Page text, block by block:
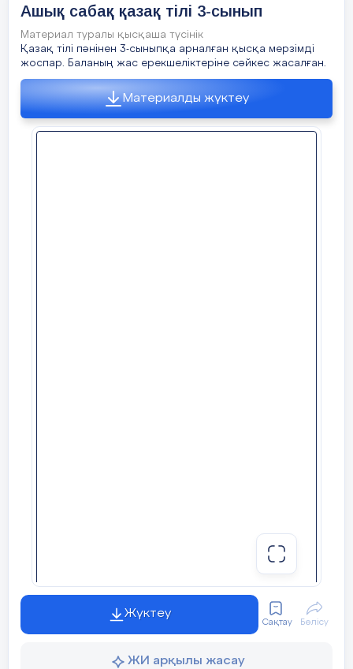
Сенбі
“Менің күнделігім” шағын шығарма жазу
Жексенбі
Оқушылардың білімдерін Бағалау
5 минут
Жаңа сабақ
Дыбыстар мен әріптер туралы алған
Сөйлемдерді ауызша толықтыр:
Халқымның Ынтымағын, бірлігін!
Ортақ – дәстүр, ғұрып – бай,
Ынтымағын суытпай,
Шаңырағын көтерген
Жүз түрлі ұлт
Ашық сабақ қазақ тілі 3-сынып
Материал туралы қысқаша түсінік
Қазақ тілі пәнінен 3-сыныпқа арналған қысқа мерзімді
жоспар. Баланың жас ерекшеліктеріне сәйкес жасалған.
Материалды жүктеу
Жүктеу
Сақтау Бөлісу
ЖИ арқылы жасау